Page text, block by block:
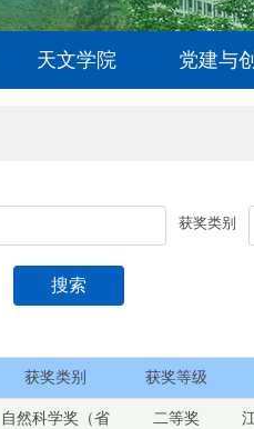
天文学院 党建与
获奖类别
搜索
获奖类别 获奖等级
自然科学奖（省
二等奖